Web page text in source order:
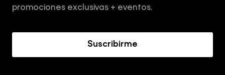
Términos y Condiciones
promociones exclusivas + eventos.
Suscribirme